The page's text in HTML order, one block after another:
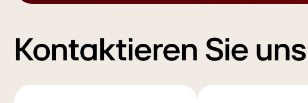
Kontaktieren Sie uns